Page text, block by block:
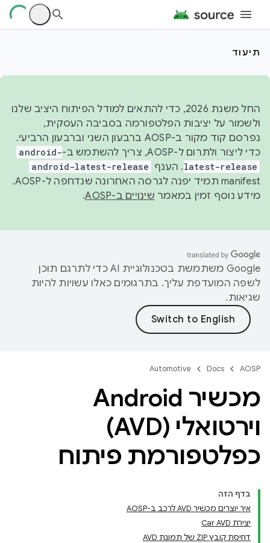
תיעוד
החל משנת 2026, כדי להתאים למודל הפיתוח היציב שלנו
ולשמור על יציבות הפלטפורמה בסביבה העסקית,
נפרסם קוד מקור ב-AOSP ברבעון השני וברבעון הרביעי.
כדי ליצור ולתרום ל-AOSP, צריך להשתמש ב-
android-
latest-release. הענף android-latest-release
manifest תמיד יפנה לגרסה האחרונה שנדחפה ל-AOSP.
מידע נוסף זמין במאמר שינויים ב-AOSP .
‫Google משתמשת בטכנולוגיית AI כדי לתרגם תוכן
לשפה המועדפת עליך. בתרגומים כאלו עשויות להיות
שגיאות.
AOSP
Docs
Automotive
מכשיר Android
וירטואלי (AVD)
כפלטפורמת פיתוח
בדף הזה
איך יוצרים מכשיר AVD לרכב ב-AOSP
יצירת Car AVD
דחיסת קובץ ZIP של תמונת AVD